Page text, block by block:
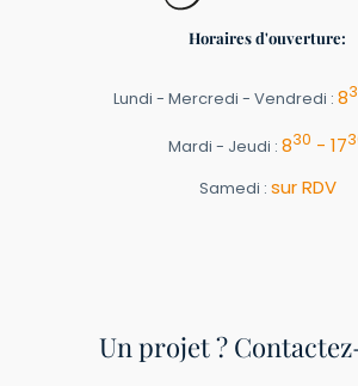
Horaires d'ouverture:
Lundi - Mercredi - Vendredi : 8
Mardi - Jeudi : 830 - 17
Samedi : sur RDV
Un projet ?